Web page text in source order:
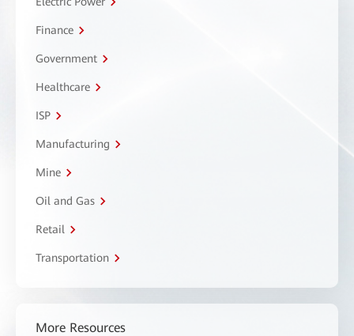
Finance
Government
Healthcare
ISP
Manufacturing
Mine
Oil and Gas
Retail
Transportation
More Resources